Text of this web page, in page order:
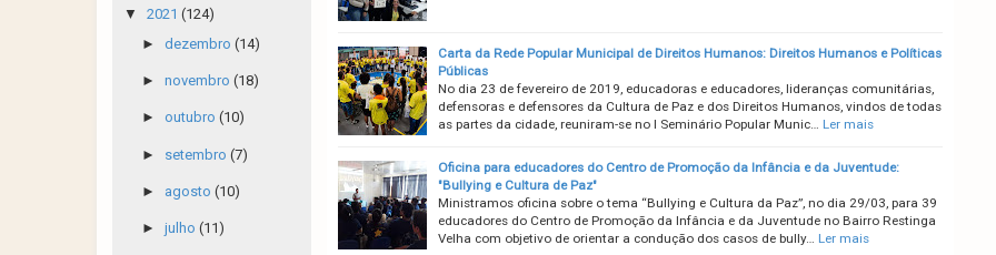
Carta da Rede Popular Municipal de Direitos Humanos: Direitos Humanos e Políticas
Públicas
No dia 23 de fevereiro de 2019, educadoras e educadores, lideranças comunitárias,
defensoras e defensores da Cultura de Paz e dos Direitos Humanos, vindos de todas
as partes da cidade, reuniram-se no I Seminário Popular Munic…
Ler mais
Oficina para educadores do Centro de Promoção da Infância e da Juventude:
"Bullying e Cultura de Paz"
Ministramos oficina sobre o tema “Bullying e Cultura da Paz”, no dia 29/03, para 39
educadores do Centro de Promoção da Infância e da Juventude no Bairro Restinga
Velha com objetivo de orientar a condução dos casos de bully…
Ler mais
▼ 2021 (124)
► dezembro (14)
► novembro (18)
► outubro (10)
► setembro (7)
► agosto (10)
► julho (11)